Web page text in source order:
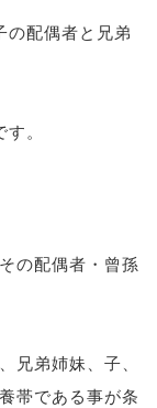
の配偶者と兄弟
。
の配偶者・曾孫
兄弟姉妹、子、
帯である事が条